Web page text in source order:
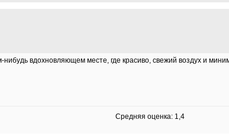
нибудь вдохновляющем месте, где красиво, свежий воздух и
Средняя оценка: 1,4